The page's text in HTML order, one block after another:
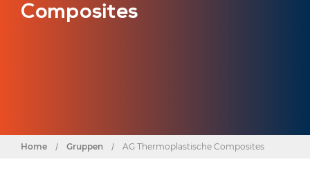
Composites
Home / Gruppen / AG Thermoplastische Composites